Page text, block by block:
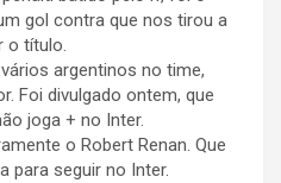
gol contra que nos tirou a
o título.
argentinos no time,
Foi divulgado ontem, que
joga + no Inter.
o Robert Renan. Que
para seguir no Inter.